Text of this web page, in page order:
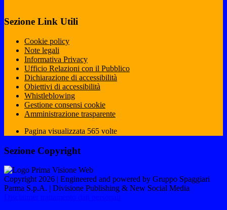
Sezione Link Utili
Cookie policy
Note legali
Informativa Privacy
Ufficio Relazioni con il Pubblico
Dichiarazione di accessibilità
Obiettivi di accessibilità
Whistleblowing
Gestione consensi cookie
Amministrazione trasparente
Pagina visualizzata 565 volte
Sezione Copyright
Copyright 2026 | Engineered and powered by Gruppo Spaggiari
Parma S.p.A. | Divisione Publishing & New Social Media